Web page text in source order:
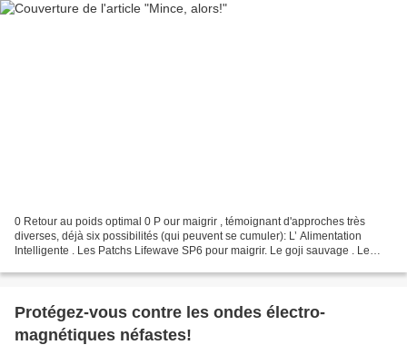
0 Retour au poids optimal 0 P our maigrir , témoignant d'approches très
diverses, déjà six possibilités (qui peuvent se cumuler): L’ Alimentation
Intelligente . Les Patchs Lifewave SP6 pour maigrir. Le goji sauvage . Le
Protégez-vous contre les ondes électro-
magnétiques néfastes!